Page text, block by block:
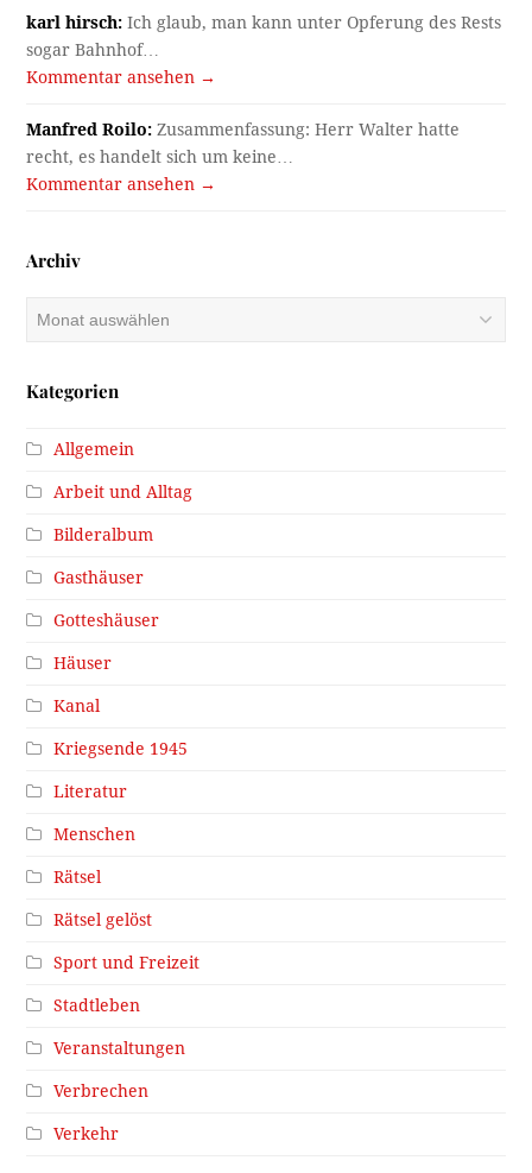
karl hirsch: Ich glaub, man kann unter Opferung des Rests
sogar Bahnhof…
Kommentar ansehen →
Manfred Roilo: Zusammenfassung: Herr Walter hatte
recht, es handelt sich um keine…
Kommentar ansehen →
Archiv
Kategorien
Allgemein
Arbeit und Alltag
Bilderalbum
Gasthäuser
Gotteshäuser
Häuser
Kanal
Kriegsende 1945
Literatur
Menschen
Rätsel
Rätsel gelöst
Sport und Freizeit
Stadtleben
Veranstaltungen
Verbrechen
Verkehr